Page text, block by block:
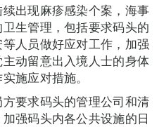
出现麻疹感染个案，海事
生管理，包括要求码头的
人员做好应对工作，加强
动留意出入境人士的身体
施应对措施。
要求码头的管理公司和清
强码头内各公共设施的日